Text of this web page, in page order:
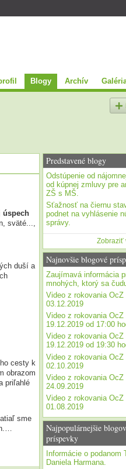
Blogy Archív
úspech
sväté...,
duší a
cesty k
obrazom
priľahlé
sme
Predstavené blogy
Odstúpenie od
od kúpnej zmluvy pre
ZŠ s MŠ.
Sťažnosť na čiernu
podnet na vyhlásenie
správy.
Zobraziť
Najnovšie blogové
Zaujímavá informácia
mnohých, ktorý sa
Video z rokovania OcZ
03.12.2019
Video z rokovania OcZ
19.12.2019 od 17:00
Video z rokovania OcZ
19.12.2019 od 19:30
Video z rokovania OcZ
02.10.2019
Video z rokovania OcZ
24.09.2019
Video z rokovania OcZ
01.08.2019
Najpopulárnejšie
príspevky
Informácie o podanom
Daniela Harmana.